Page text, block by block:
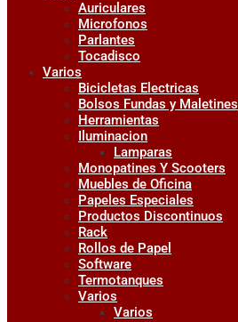
Auriculares
Microfonos
Parlantes
Tocadisco
Varios
Bicicletas Electricas
Bolsos Fundas y Maletines
Herramientas
Iluminacion
Lamparas
Monopatines Y Scooters
Muebles de Oficina
Papeles Especiales
Productos Discontinuos
Rack
Rollos de Papel
Software
Termotanques
Varios
Varios